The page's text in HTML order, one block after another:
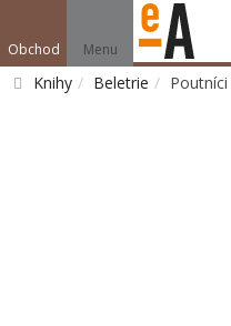
Obchod Menu
Knihy Beletrie Poutníci